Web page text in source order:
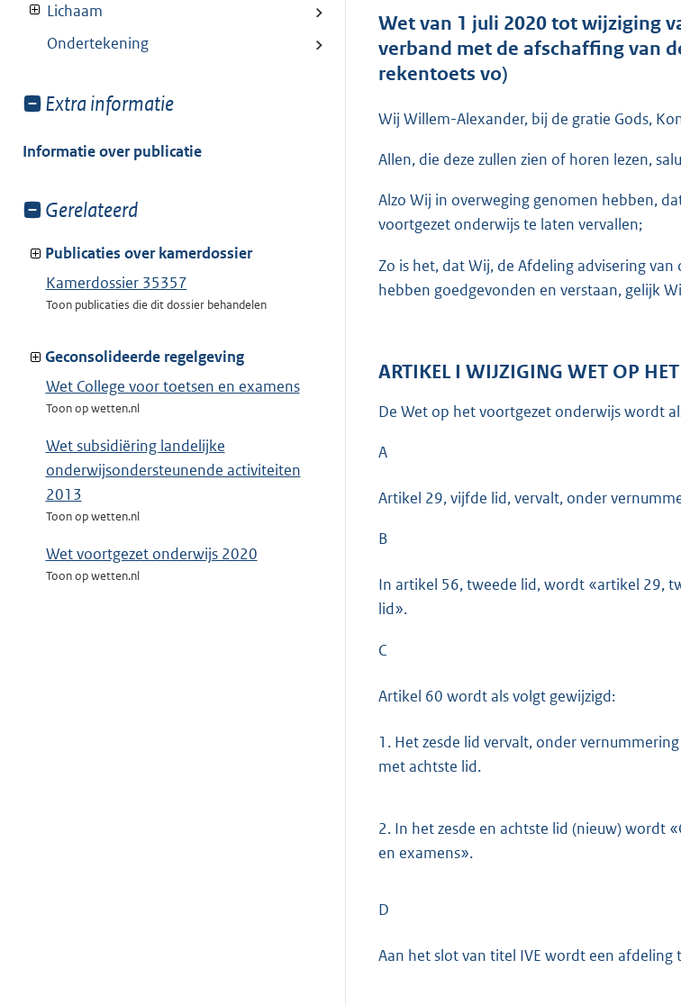
Lichaam
Ondertekening
Toon
van:
Extra informatie
Informatie over publicatie
Toon
van:
Gerelateerd
Publicaties over kamerdossier
Kamerdossier 35357
Toon publicaties die dit dossier behandelen
Geconsolideerde regelgeving
Wet College voor toetsen en examens
Toon op wetten.nl
Wet subsidiëring landelijke
onderwijsondersteunende activiteiten
2013
Toon op wetten.nl
Wet voortgezet onderwijs 2020
Toon op wetten.nl
t
a
s
r
o
t
e
K
b
Wet van 1 juli 2020 tot wijziging
verband met de afschaffing van
rekentoets vo)
Wij Willem-Alexander, bij de gratie Gods,
Allen, die deze zullen zien of horen lezen,
Alzo Wij in overweging genomen hebben,
voortgezet onderwijs te laten vervallen;
Zo is het, dat Wij, de Afdeling advisering
hebben goedgevonden en verstaan, gelijk
ARTIKEL I WIJZIGING WET OP
De Wet op het voortgezet onderwijs wordt
A
Artikel 29, vijfde lid, vervalt, onder
B
In artikel 56, tweede lid, wordt «artikel 29,
lid».
C
Artikel 60 wordt als volgt gewijzigd:
1. Het zesde lid vervalt, onder
met achtste lid.
2. In het zesde en achtste lid (nieuw) wordt
en examens».
D
Aan het slot van titel IVE wordt een afdeling